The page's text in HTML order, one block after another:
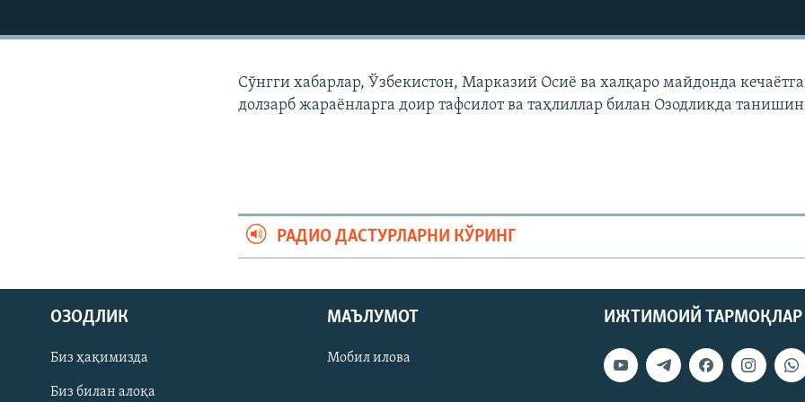
На русском
ИЖТИМОИЙ ТАРМОҚЛАР
Сўнгги хабарлар, Ўзбекистон, Марказий Осиë ва халқаро майдонда
долзарб жараëнларга доир тафсилот ва таҳлиллар билан Озодликда
РАДИО ДАСТУРЛАРНИ КЎРИНГ
ИЖТИМОИЙ ТАРМОҚЛАР
ОЗОДЛИК
Биз ҳақимизда
Биз билан алоқа
МАЪЛУМОТ
Мобил илова